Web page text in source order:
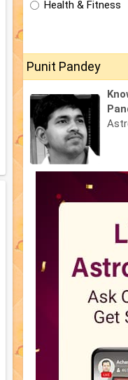
Health & Fitness
Punit Pandey